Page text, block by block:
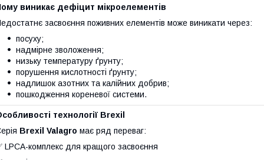
виникає дефіцит мікроелементів
засвоєння поживних елементів може виникати через:
посуху;
надмірне зволоження;
низьку температуру ґрунту;
порушення кислотності ґрунту;
надлишок азотних та калійних добрив;
пошкодження кореневої системи.
технології Brexil
Brexil Valagro має ряд переваг:
LPCA-комплекс для кращого засвоєння